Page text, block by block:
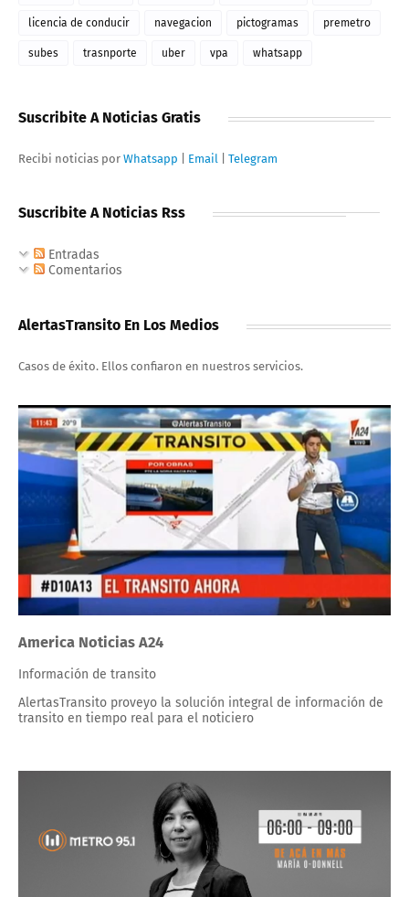
licencia de conducir navegacion pictogramas premetro
subes trasnporte uber vpa whatsapp
Suscribite A Noticias Gratis
Recibi noticias por Whatsapp Email Telegram
Suscribite A Noticias Rss
Entradas
Comentarios
AlertasTransito En Los Medios
Casos de éxito. Ellos confiaron en nuestros servicios.
America Noticias A24
Información de transito
AlertasTransito proveyo la solución integral de información de
transito en tiempo real para el noticiero